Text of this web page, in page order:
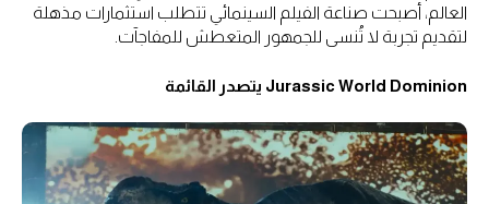
العالم، أصبحت صناعة الفيلم السينمائي تتطلب استثمارات مذهلة
لتقديم تجربة لا تُنسى للجمهور المتعطش للمفاجآت.
Jurassic World Dominion يتصدر القائمة